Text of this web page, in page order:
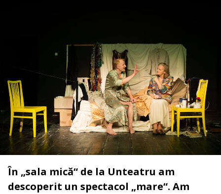
În „sala mică“ de la Unteatru am
descoperit un spectacol „mare“. Am